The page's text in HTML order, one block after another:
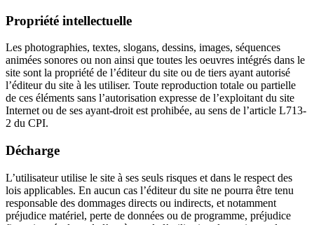
Propriété intellectuelle
Les photographies, textes, slogans, dessins, images, séquences
animées sonores ou non ainsi que toutes les oeuvres intégrés dans le
site sont la propriété de l’éditeur du site ou de tiers ayant autorisé
l’éditeur du site à les utiliser. Toute reproduction totale ou partielle
de ces éléments sans l’autorisation expresse de l’exploitant du site
Internet ou de ses ayant-droit est prohibée, au sens de l’article L713-
2 du CPI.
Décharge
L’utilisateur utilise le site à ses seuls risques et dans le respect des
lois applicables. En aucun cas l’éditeur du site ne pourra être tenu
responsable des dommages directs ou indirects, et notamment
préjudice matériel, perte de données ou de programme, préjudice